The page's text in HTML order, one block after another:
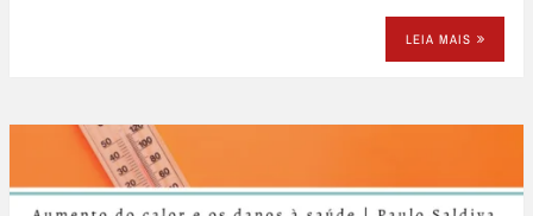
LEIA MAIS